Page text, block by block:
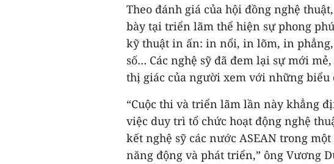
Theo đánh giá của hội đồng nghệ
bày tại triển lãm thể hiện sự phong
kỹ thuật in ấn: in nổi, in lõm, in
số… Các nghệ sỹ đã đem lại sự mới
thị giác của người xem với những biểu
“Cuộc thi và triển lãm lần này khẳng
việc duy trì tổ chức hoạt động nghệ
kết nghệ sỹ các nước ASEAN trong
năng động và phát triển,” ông Vương